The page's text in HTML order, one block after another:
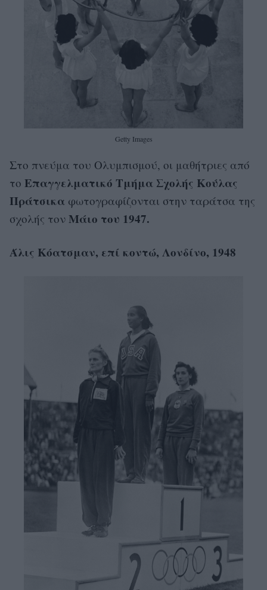
Getty Images
Στο πνεύμα του Ολυμπισμού, οι μαθήτριες από
το Επαγγελματικό Τμήμα Σχολής Κούλας
Πράτσικα φωτογραφίζονται στην ταράτσα της
σχολής τον Μάιο του 1947.
Άλις Κόατσμαν, επί κοντώ, Λονδίνο, 1948